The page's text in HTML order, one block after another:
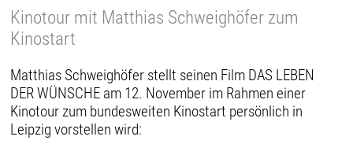
Kinotour mit Matthias Schweighöfer zum
Kinostart
Matthias Schweighöfer stellt seinen Film DAS LEBEN
DER WÜNSCHE am 12. November im Rahmen einer
Kinotour zum bundesweiten Kinostart persönlich in
Leipzig vorstellen wird: